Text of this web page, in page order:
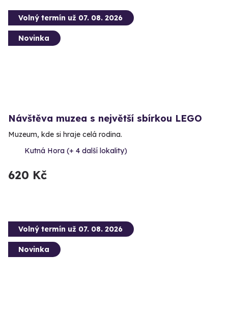
Volný termín už 07. 08. 2026
Novinka
Návštěva muzea s největší sbírkou LEGO
Muzeum, kde si hraje celá rodina.
Kutná Hora (+ 4 další lokality)
620 Kč
Volný termín už 07. 08. 2026
Novinka